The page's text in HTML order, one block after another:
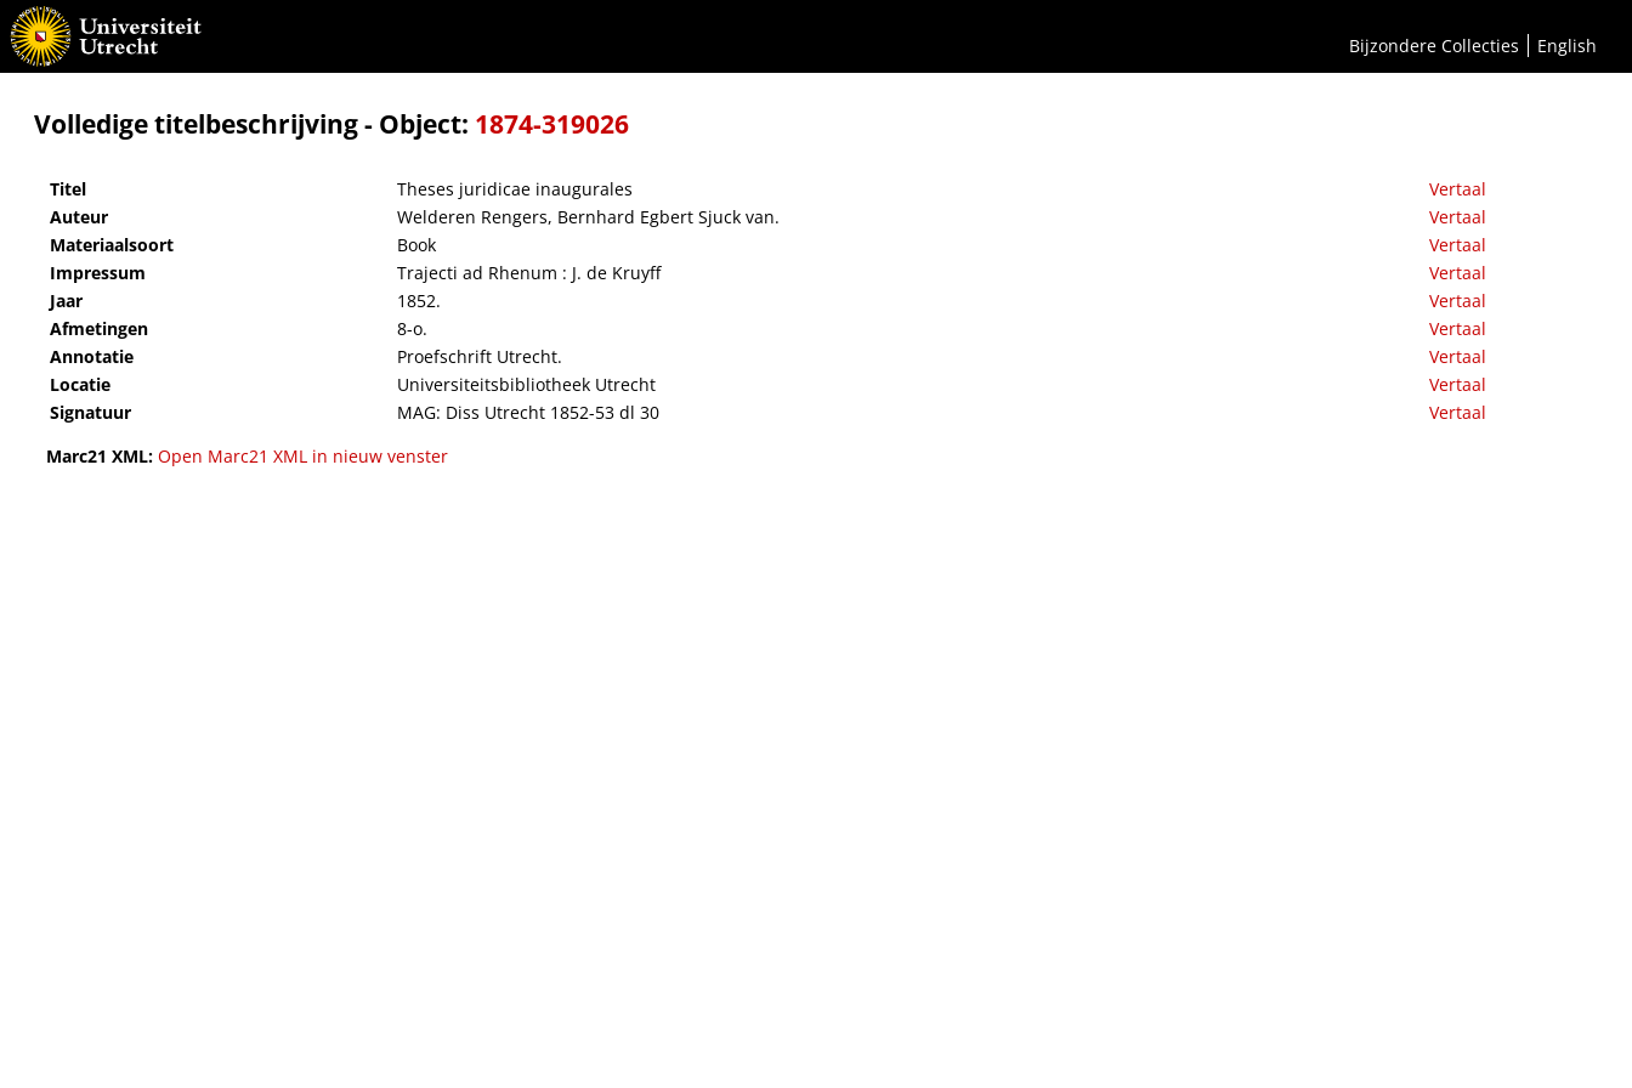
Bijzondere Collecties English
Theses juridicae inaugurales
Volledige titelbeschrijving - Object: 1874-319026
Titel Theses juridicae inaugurales
Vertaal
Auteur
Welderen Rengers, Bernhard Egbert Sjuck van.
Vertaal
Materiaalsoort
Book
Vertaal
Impressum
Trajecti ad Rhenum : J. de Kruyff
Vertaal
Jaar
1852.
Vertaal
Afmetingen
8-o.
Vertaal
Annotatie
Proefschrift Utrecht.
Vertaal
Locatie
Universiteitsbibliotheek Utrecht
Vertaal
Signatuur
MAG: Diss Utrecht 1852-53 dl 30
Vertaal
Marc21 XML: Open Marc21 XML in nieuw venster